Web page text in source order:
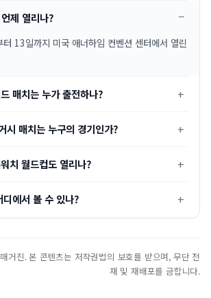
제 열리나?
13일까지 미국 애너하임 컨벤션 센터에서 열린
매치는 누가 출전하나?
시 매치는 누구의 경기인가?
치 월드컵도 열리나?
에서 볼 수 있나?
거진. 본 콘텐츠는 저작권법의 보호를 받으며, 무단 전
재 및 재배포를 금합니다.